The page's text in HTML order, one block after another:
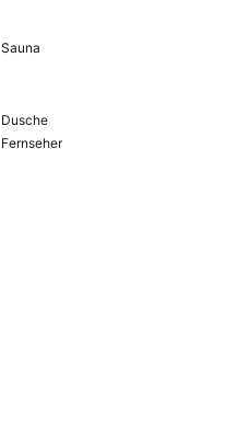
Sauna
Dusche
Fernseher